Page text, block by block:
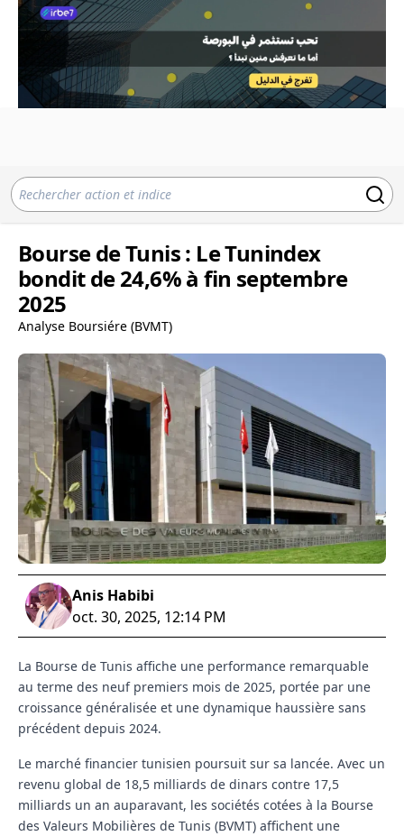
Bourse de Tunis : Le Tunindex
bondit de 24,6% à fin septembre
2025
Analyse Boursiére (BVMT)
Anis Habibi
oct. 30, 2025, 12:14 PM
La Bourse de Tunis affiche une performance remarquable
au terme des neuf premiers mois de 2025, portée par une
croissance généralisée et une dynamique haussière sans
précédent depuis 2024.
Le marché financier tunisien poursuit sur sa lancée. Avec un
revenu global de 18,5 milliards de dinars contre 17,5
milliards un an auparavant, les sociétés cotées à la Bourse
des Valeurs Mobilières de Tunis (BVMT) affichent une